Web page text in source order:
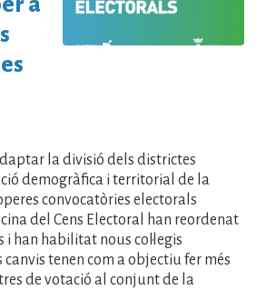
la divisió dels districtes
demogràfica i territorial de la
convocatòries electorals
del Cens Electoral han reordenat
i han habilitat nous col·legis
tenen com a objectiu fer més
de votació al conjunt de la